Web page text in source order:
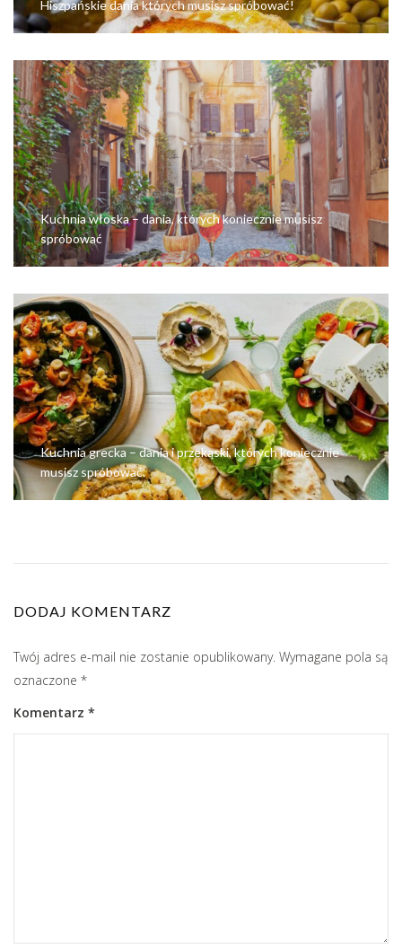
Hiszpańskie dania których musisz spróbować!
Kuchnia włoska – dania, których koniecznie musisz
spróbować
Kuchnia grecka – dania i przekąski, których koniecznie
musisz spróbować.
DODAJ KOMENTARZ
Twój adres e-mail nie zostanie opublikowany. Wymagane pola są
oznaczone *
Komentarz *